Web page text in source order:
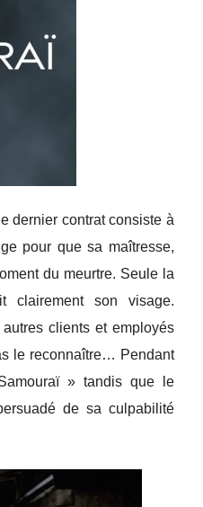
dernier contrat consiste à
pour que sa maîtresse,
du meurtre. Seule la
clairement son visage.
clients et employés
le reconnaître… Pendant
» tandis que le
de sa culpabilité